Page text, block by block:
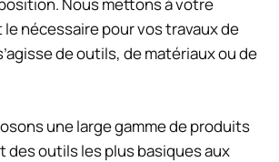
Nous mettons à votre
nécessaire pour vos travaux de
de outils, de matériaux ou de
une large gamme de produits
des outils les plus basiques aux